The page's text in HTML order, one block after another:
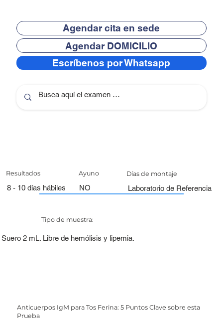
Agendar cita en sede
Agendar DOMICILIO
Escríbenos por Whatsapp
Resultados
8 - 10 días hábiles
Días de montaje
Laboratorio de Referencia
Ayuno
NO
Tipo de muestra:
Suero 2 mL. Libre de hemólisis y lipemia.
Anticuerpos IgM para Tos Ferina: 5 Puntos Clave sobre esta
Prueba